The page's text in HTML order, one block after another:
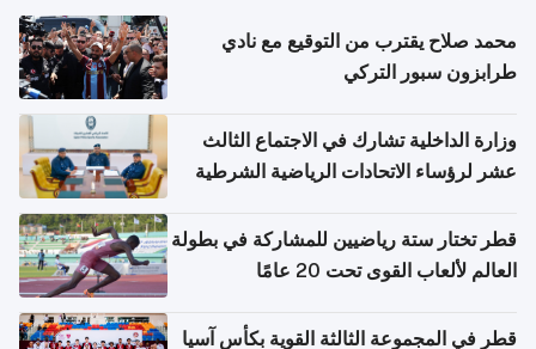
محمد صلاح يقترب من التوقيع مع نادي
طرابزون سبور التركي
وزارة الداخلية تشارك في الاجتماع الثالث
عشر لرؤساء الاتحادات الرياضية الشرطية
قطر تختار ستة رياضيين للمشاركة في بطولة
العالم لألعاب القوى تحت 20 عامًا
قطر في المجموعة الثالثة القوية بكأس آسيا